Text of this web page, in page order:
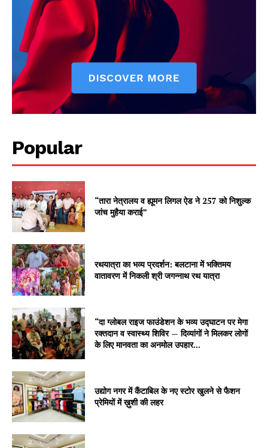
Popular
“तारा नेत्रालय व ह्यूमन लिगल ऐड ने 257 को निशुल्क
जांच मुहैया कराई”
रथयात्रा का भव्य प्रदर्शन: बलटाना में भक्तिमय
वातावरण में निकली श्री जगन्नाथ रथ यात्रा
“दा ग्लोबल राइज फाउंडेशन के भव्य उद्घाटन पर मेगा
रक्तदान व स्वास्थ्य शिविर — दिव्यांगों ने मिलकर लोगों
के लिए मानवता का अनमोल उपहार...
उद्योग नगर में कैंटाबिल के नए स्टोर खुलने से फैशन
प्रेमियों में ख़ुशी की लहर